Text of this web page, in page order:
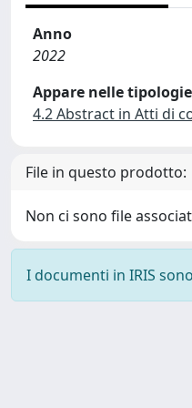
Anno
2022
Appare nelle
4.2 Abstract in Atti di
File in questo prodotto:
Non ci sono file
I documenti in IRIS